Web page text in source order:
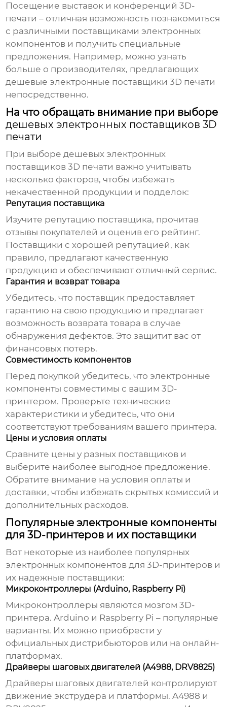
Посещение выставок и конференций 3D-
печати – отличная возможность познакомиться
с различными поставщиками электронных
компонентов и получить специальные
предложения. Например, можно узнать
больше о производителях, предлагающих
дешевые электронные поставщики 3D печати
непосредственно.
На что обращать внимание при выборе
дешевых электронных поставщиков 3D
печати
При выборедешевых электронных
поставщиков 3D печати важно учитывать
несколько факторов, чтобы избежать
некачественной продукции и подделок:
Репутация поставщика
Изучите репутацию поставщика, прочитав
отзывы покупателей и оценив его рейтинг.
Поставщики с хорошей репутацией, как
правило, предлагают качественную
продукцию и обеспечивают отличный сервис.
Гарантия и возврат товара
Убедитесь, что поставщик предоставляет
гарантию на свою продукцию и предлагает
возможность возврата товара в случае
обнаружения дефектов. Это защитит вас от
финансовых потерь.
Совместимость компонентов
Перед покупкой убедитесь, что электронные
компоненты совместимы с вашим 3D-
принтером. Проверьте технические
характеристики и убедитесь, что они
соответствуют требованиям вашего принтера.
Цены и условия оплаты
Сравните цены у разных поставщиков и
выберите наиболее выгодное предложение.
Обратите внимание на условия оплаты и
доставки, чтобы избежать скрытых комиссий и
дополнительных расходов.
Популярные электронные компоненты
для 3D-принтеров и их поставщики
Вот некоторые из наиболее популярных
электронных компонентов для 3D-принтеров и
их надежные поставщики:
Микроконтроллеры (Arduino, Raspberry Pi)
Микроконтроллеры являются мозгом 3D-
принтера. Arduino и Raspberry Pi – популярные
варианты. Их можно приобрести у
официальных дистрибьюторов или на онлайн-
платформах.
Драйверы шаговых двигателей (A4988, DRV8825)
Драйверы шаговых двигателей контролируют
движение экструдера и платформы. A4988 и